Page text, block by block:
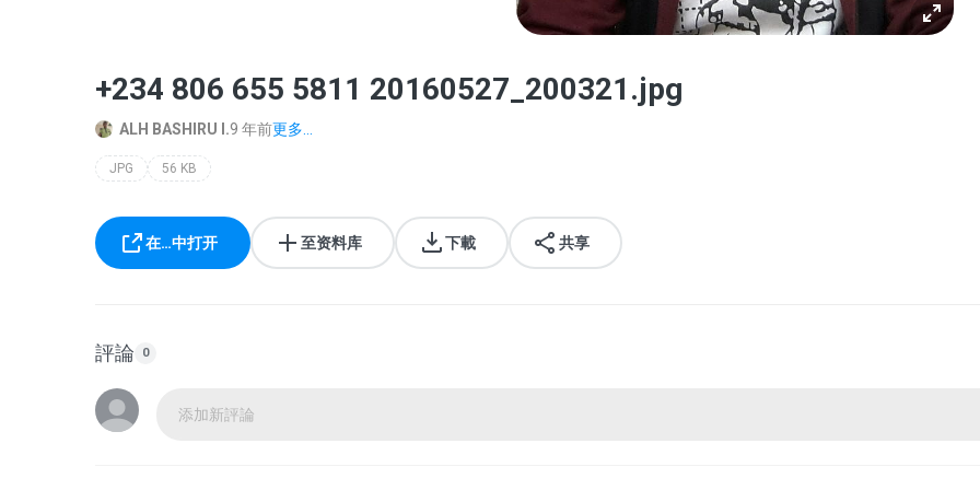
‪+234 806 655 5811‬ 20160527_200321.jpg
ALH BASHIRU I.9 年前更多...
JPG 56 KB
在…中打开 至资料库 下載 共享
評論 0
添加新評論